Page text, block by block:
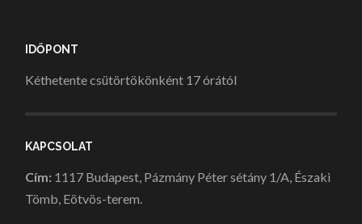
IDŐPONT
Kéthetente csütörtökönként 17 órától
KAPCSOLAT
Cím: 1117 Budapest, Pázmány Péter sétány 1/A, Északi
Tömb, Eötvös-terem.